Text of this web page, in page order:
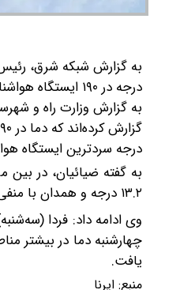
درجه در ۱۹۰ ایستگاه هواشناسی کشور خبر داد.
گزارش کرده‌اند که دما در ۱۹۰ ایستگاه زیر منفی ۱۰ درجه بوده است.
درجه سردترین ایستگاه هواشناسی
۱۳.۲ درجه و همدان با منفی ۱۲.۸ درجه در جایگاه‌های بعدی قرار دارند.
یافت.
منبع: ایرنا